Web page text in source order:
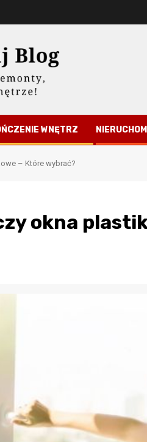
WNĘTRZ
– Które wybrać?
okna